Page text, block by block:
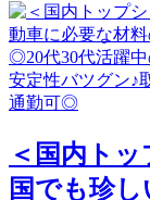
＜国内ト
国でも珍